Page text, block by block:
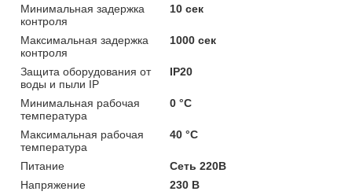
Минимальная задержка
контроля
10 сек
Максимальная задержка
контроля
1000 сек
Защита оборудования от
воды и пыли IP
IP20
Минимальная рабочая
температура
0 °С
Максимальная рабочая
температура
40 °С
Питание
Сеть 220В
Напряжение
230 В